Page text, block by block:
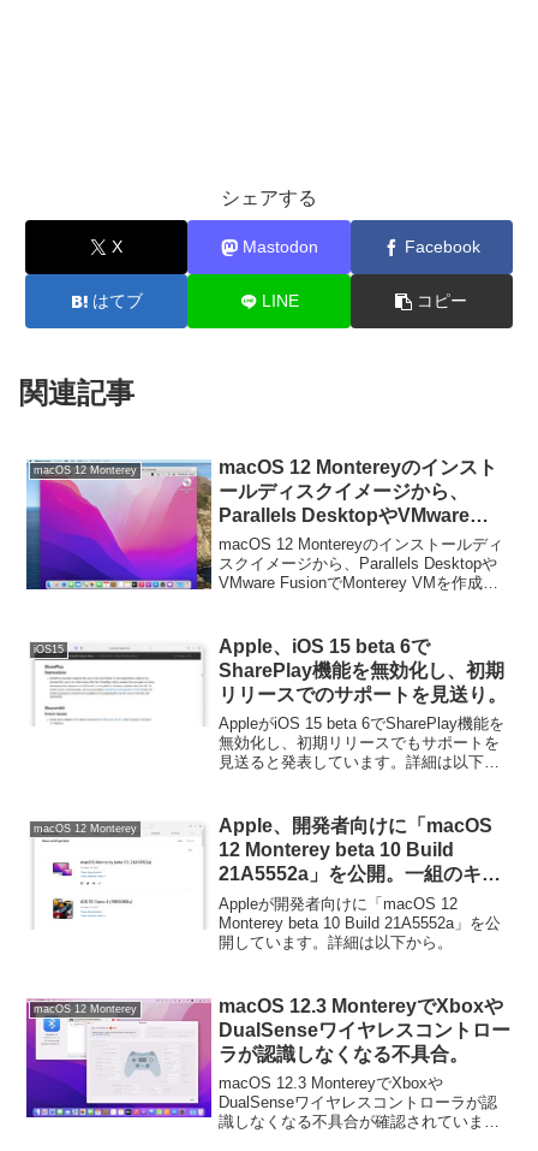
シェアする
X Mastodon Facebook
はてブ LINE コピー
関連記事
macOS 12 Monterey
macOS 12 Montereyのインスト
ールディスクイメージから、
Parallels DesktopやVMware
FusionでMonterey VMを作成す
る。
macOS 12 Montereyのインストールディ
スクイメージから、Parallels Desktopや
VMware FusionでMonterey VMを作成す
iOS15
Apple、iOS 15 beta 6で
SharePlay機能を無効化し、初期
リリースでのサポートを見送り。
AppleがiOS 15‌ beta 6でSharePlay機能を
無効化し、初期リリースでもサポートを
見送ると発表しています。詳細は以下か
macOS 12 Monterey
Apple、開発者向けに「macOS
12 Monterey beta 10 Build
21A5552a」を公開。一組のキー
ボードとマウスで複数のMacや
iPadを操作できる「ユニバーサル
コントロール」がBeta扱いに。
Appleが開発者向けに「macOS 12
Monterey beta 10 Build 21A5552a」を公
開しています。詳細は以下から。
macOS 12 Monterey
macOS 12.3 MontereyでXboxや
DualSenseワイヤレスコントロー
ラが認識しなくなる不具合。
macOS 12.3 MontereyでXboxや
DualSenseワイヤレスコントローラが認
識しなくなる不具合が確認されていま